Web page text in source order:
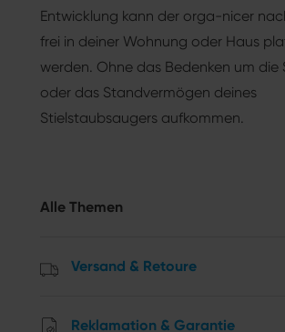
Entwicklung kann der orga-nicer
frei in deiner Wohnung oder Haus
werden. Ohne das Bedenken um die
oder das Standvermögen deines
Stielstaubsaugers aufkommen.
Alle Themen
Versand & Retoure
Reklamation & Garantie